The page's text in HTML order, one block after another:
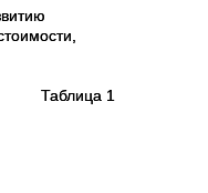
Таблица 1